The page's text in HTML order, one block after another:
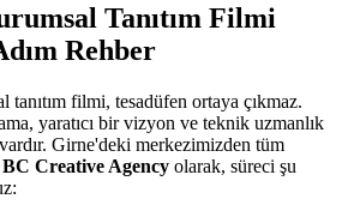
Tanıtım Filmi
Rehber
filmi, tesadüfen ortaya çıkmaz.
yaratıcı bir vizyon ve teknik uzmanlık
Girne'deki merkezimizden tüm
BC Creative Agency olarak, süreci şu